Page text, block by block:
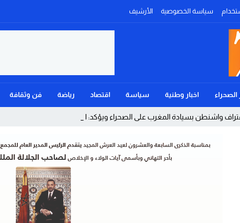
سياسة الخصوصية الأرشيف
الصحراء اخبار وطنية سياسة اقتصاد رياضة فن وثقافة
واشنطن بسيادة المغرب على الصحراء ويؤكد: الحكم الذاتي هو _